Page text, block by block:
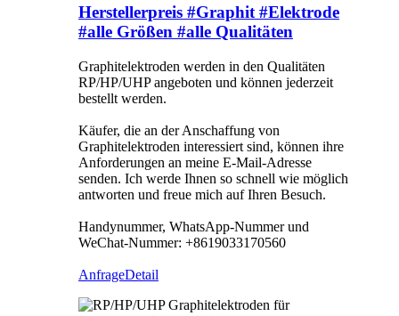
Herstellerpreis #Graphit #Elektrode
#alle Größen #alle Qualitäten
Graphitelektroden werden in den Qualitäten
RP/HP/UHP angeboten und können jederzeit
bestellt werden.
Käufer, die an der Anschaffung von
Graphitelektroden interessiert sind, können ihre
Anforderungen an meine E-Mail-Adresse
senden. Ich werde Ihnen so schnell wie möglich
antworten und freue mich auf Ihren Besuch.
Handynummer, WhatsApp-Nummer und
WeChat-Nummer: +8619033170560
AnfrageDetail